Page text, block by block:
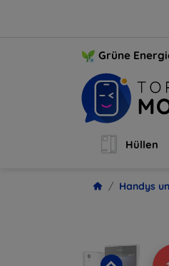
Grüne
Hüllen
Handys